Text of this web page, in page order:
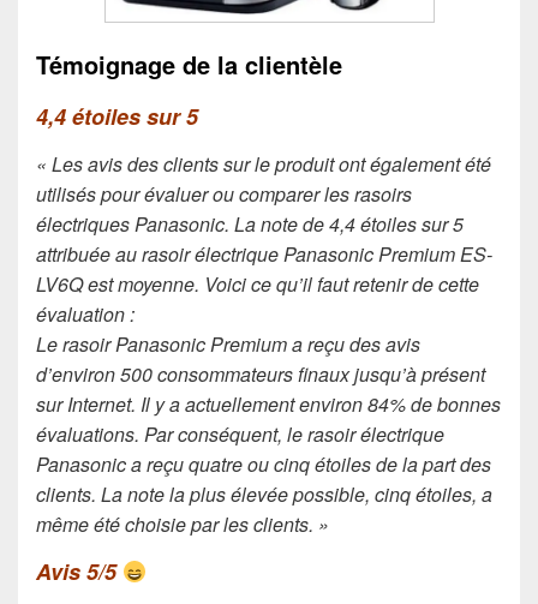
Témoignage de la clientèle
4,4 étoiles sur 5
« Les avis des clients sur le produit ont également été
utilisés pour évaluer ou comparer les rasoirs
électriques Panasonic. La note de 4,4 étoiles sur 5
attribuée au rasoir électrique Panasonic Premium ES-
LV6Q est moyenne. Voici ce qu’il faut retenir de cette
évaluation :
Le rasoir Panasonic Premium a reçu des avis
d’environ 500 consommateurs finaux jusqu’à présent
sur Internet. Il y a actuellement environ 84% de bonnes
évaluations. Par conséquent, le rasoir électrique
Panasonic a reçu quatre ou cinq étoiles de la part des
clients. La note la plus élevée possible, cinq étoiles, a
même été choisie par les clients. »
Avis 5/5